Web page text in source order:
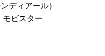
ディアール）
モビスター